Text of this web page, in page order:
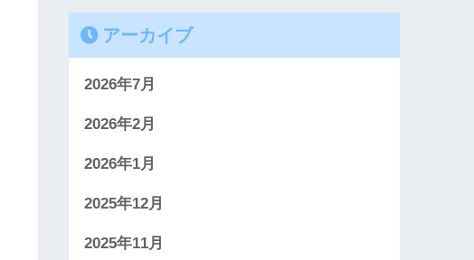
アーカイブ
2026年7月
2026年2月
2026年1月
2025年12月
2025年11月